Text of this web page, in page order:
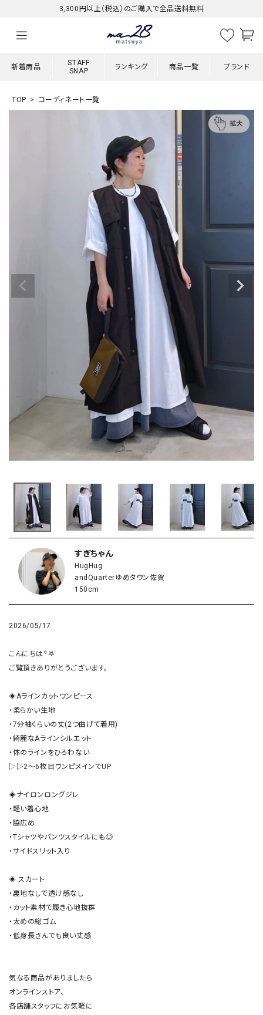
3,300円以上（税込）のご購入で全品送料無料
新着商品
STAFF
SNAP
ランキング 商品一覧 ブランド
TOP コーディネート一覧
すぎちゃん
HugHug
andQuarterゆめタウン佐賀
150cm
2026/05/17
こんにちは꙳𖤐
ご覧頂きありがとうございます。
◈Aラインカットワンピース
・柔らかい生地
・7分袖くらいの丈(2つ曲げて着用)
・綺麗なAラインシルエット
・体のラインをひろわない
▷▷2〜6枚目ワンピメインでUP
◈ナイロンロングジレ
・軽い着心地
・脇広め
・Tシャツやパンツスタイルにも◎
・サイドスリット入り
◈ スカート
・裏地なしで透け感なし
・カット素材で履き心地抜群
・太めの総ゴム
・低身長さんでも良い丈感
気なる商品がありましたら
オンラインストア、
各店舗スタッフにお気軽に